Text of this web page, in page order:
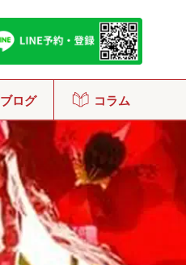
ブログ コラム